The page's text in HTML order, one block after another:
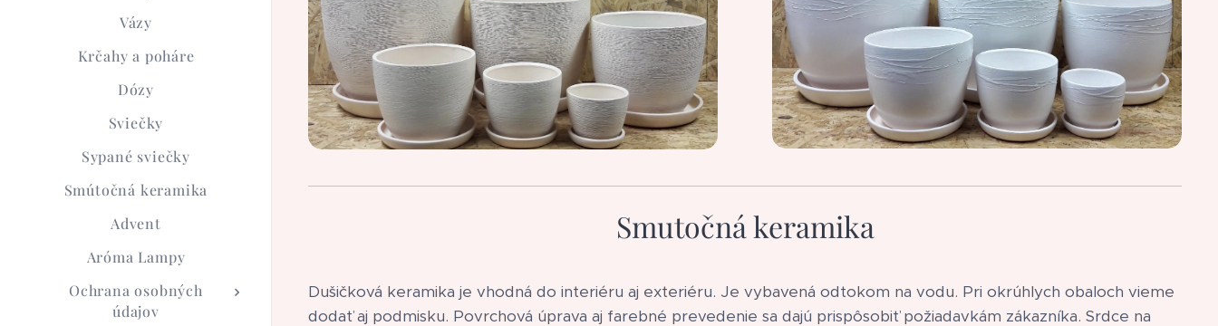
Vázy
Krčahy a poháre
Dózy
Sviečky
Sypané sviečky
Smútočná keramika
Advent
Aróma Lampy
Ochrana osobných
údajov
Smutočná keramika
Dušičková keramika je vhodná do interiéru aj exteriéru. Je vybavená odtokom na vodu. Pri okrúhlych obaloch vieme
dodať aj podmisku. Povrchová úprava aj farebné prevedenie sa dajú prispôsobiť požiadavkám zákazníka. Srdce na